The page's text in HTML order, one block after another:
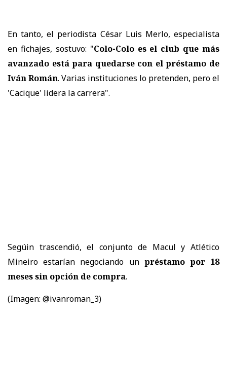
En tanto, el periodista César Luis Merlo, especialista
en fichajes, sostuvo: "Colo-Colo es el club que más
avanzado está para quedarse con el préstamo de
Iván Román. Varias instituciones lo pretenden, pero el
'Cacique' lidera la carrera".
Segúin trascendió, el conjunto de Macul y Atlético
Mineiro estarían negociando un préstamo por 18
meses sin opción de compra.
(Imagen: @ivanroman_3)